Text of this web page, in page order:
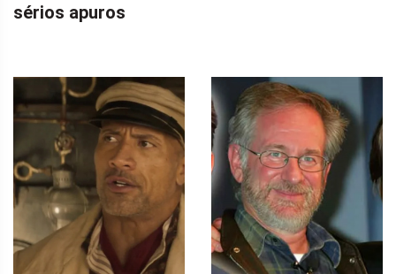
sérios apuros